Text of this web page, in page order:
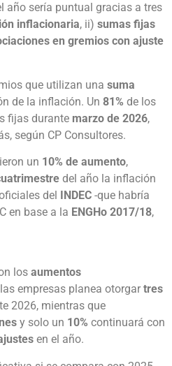
año sería puntual gracias a tres
inflacionaria, ii) sumas fijas
en gremios con ajuste
que utilizan una suma
de la inflación. Un 81% de los
fijas durante marzo de 2026,
según CP Consultores.
un 10% de aumento,
del año la inflación
del INDEC -que habría
en base a la ENGHo 2017/18,
los aumentos
empresas planea otorgar tres
2026, mientras que
y solo un 10% continuará con
en el año.